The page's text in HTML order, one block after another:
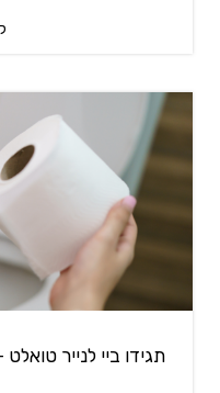
תגידו ביי לנייר